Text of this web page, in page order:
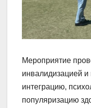
Мероприятие
инвалидизацией
интеграцию,
популяризацию